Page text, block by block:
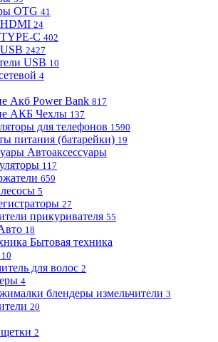
OTG 41
24
C 402
2427
USB 10
4
Акб Power Bank 817
АКБ Чехлы 137
для телефонов 1590
питания (батарейки) 19
Автоаксессуары
117
659
5
27
прикуривателя 55
18
Бытовая техника
10
для волос 2
4
блендеры измельчители 3
20
2